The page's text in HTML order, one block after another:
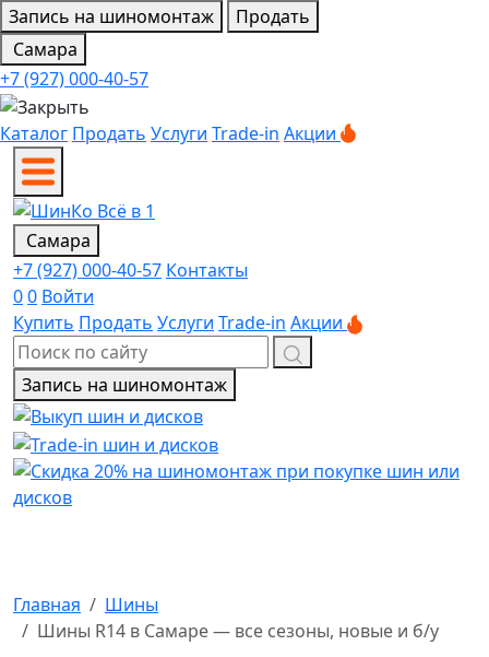
Запись на шиномонтаж
Продать
Самара
+7 (927) 000-40-57
Каталог Продать Услуги Trade-in Акции
Самара
+7 (927) 000-40-57 Контакты
00 Войти
Купить Продать Услуги Trade-in Акции
Запись на шиномонтаж
Главная
Шины
Шины R14 в Самаре — все сезоны, новые и б/у